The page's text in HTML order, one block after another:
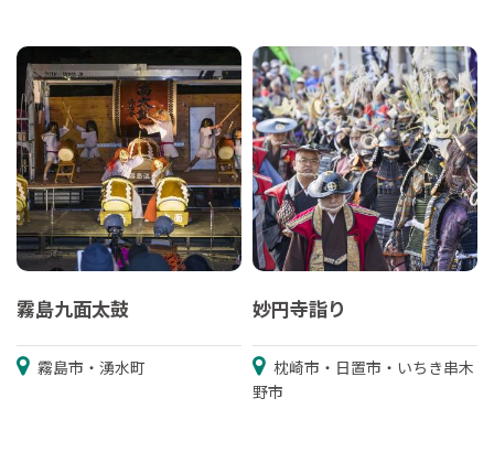
霧島九面太鼓
霧島市・湧水町
妙円寺詣り
枕崎市・日置市・いちき串木
野市